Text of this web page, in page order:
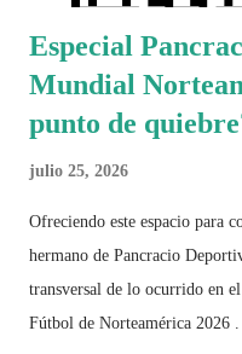
Especial
Mundial
punto de
julio 25, 2026
Ofreciendo este espacio para
hermano de Pancracio
transversal de lo ocurrido en
Fútbol de Norteamérica 2026